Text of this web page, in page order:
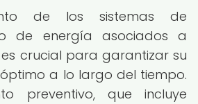
de los sistemas de
de energía asociados a
crucial para garantizar su
a lo largo del tiempo.
preventivo, que incluye